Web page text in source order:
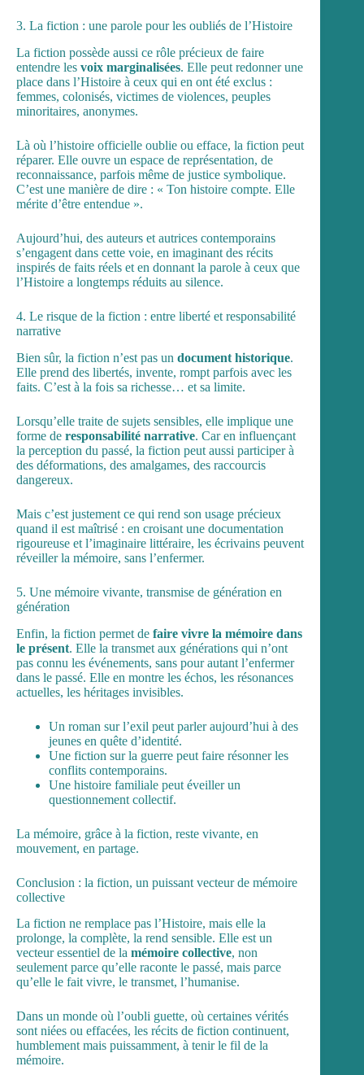
3. La fiction : une parole pour les oubliés de l’Histoire
La fiction possède aussi ce rôle précieux de faire
entendre les voix marginalisées. Elle peut redonner une
place dans l’Histoire à ceux qui en ont été exclus :
femmes, colonisés, victimes de violences, peuples
minoritaires, anonymes.
Là où l’histoire officielle oublie ou efface, la fiction peut
réparer. Elle ouvre un espace de représentation, de
reconnaissance, parfois même de justice symbolique.
C’est une manière de dire : « Ton histoire compte. Elle
mérite d’être entendue ».
Aujourd’hui, des auteurs et autrices contemporains
s’engagent dans cette voie, en imaginant des récits
inspirés de faits réels et en donnant la parole à ceux que
l’Histoire a longtemps réduits au silence.
4. Le risque de la fiction : entre liberté et responsabilité
narrative
Bien sûr, la fiction n’est pas un document historique.
Elle prend des libertés, invente, rompt parfois avec les
faits. C’est à la fois sa richesse… et sa limite.
Lorsqu’elle traite de sujets sensibles, elle implique une
forme de responsabilité narrative. Car en influençant
la perception du passé, la fiction peut aussi participer à
des déformations, des amalgames, des raccourcis
dangereux.
Mais c’est justement ce qui rend son usage précieux
quand il est maîtrisé : en croisant une documentation
rigoureuse et l’imaginaire littéraire, les écrivains peuvent
réveiller la mémoire, sans l’enfermer.
5. Une mémoire vivante, transmise de génération en
génération
Enfin, la fiction permet de faire vivre la mémoire dans
le présent. Elle la transmet aux générations qui n’ont
pas connu les événements, sans pour autant l’enfermer
dans le passé. Elle en montre les échos, les résonances
actuelles, les héritages invisibles.
Un roman sur l’exil peut parler aujourd’hui à des
jeunes en quête d’identité.
Une fiction sur la guerre peut faire résonner les
conflits contemporains.
Une histoire familiale peut éveiller un
questionnement collectif.
La mémoire, grâce à la fiction, reste vivante, en
mouvement, en partage.
Conclusion : la fiction, un puissant vecteur de mémoire
collective
La fiction ne remplace pas l’Histoire, mais elle la
prolonge, la complète, la rend sensible. Elle est un
vecteur essentiel de la mémoire collective, non
seulement parce qu’elle raconte le passé, mais parce
qu’elle le fait vivre, le transmet, l’humanise.
Dans un monde où l’oubli guette, où certaines vérités
sont niées ou effacées, les récits de fiction continuent,
humblement mais puissamment, à tenir le fil de la
mémoire.